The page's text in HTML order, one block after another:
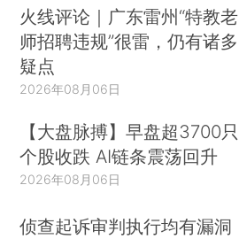
火线评论｜广东雷州“特教老
师招聘违规”很雷，仍有诸多
疑点
2026年08月06日
【大盘脉搏】早盘超3700只
个股收跌 AI链条震荡回升
2026年08月06日
侦查起诉审判执行均有漏洞